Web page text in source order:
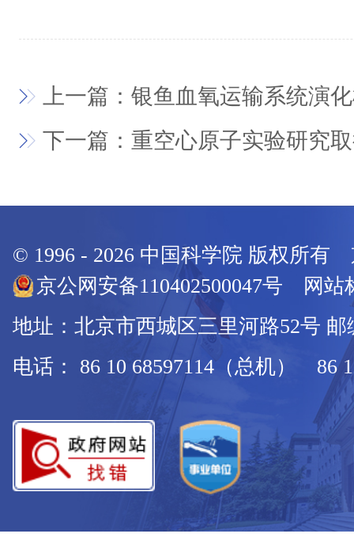
上一篇：银鱼血氧运输系统演
下一篇：重空心原子实验研究
© 1996 - 2026 中国科学院 版权所有
京公网安备110402500047号 网站
地址：北京市西城区三里河路52号 邮
电话： 86 10 68597114（总机） 86